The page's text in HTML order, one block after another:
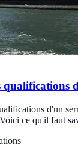
qualifications
d'un
ce qu'il faut